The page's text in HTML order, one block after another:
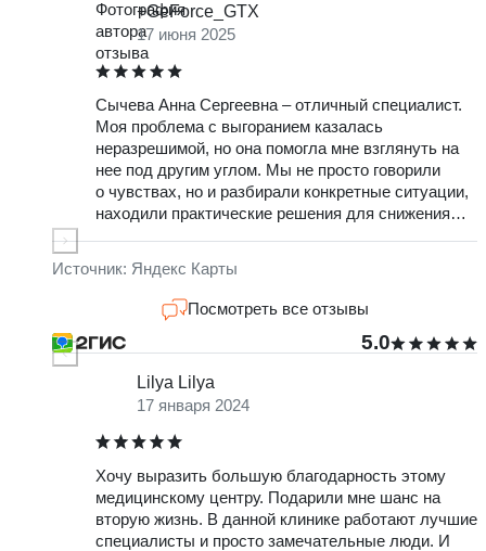
+GeForce_GTX
17 июня 2025
Сычева Анна Сергеевна – отличный специалист.
Моя проблема с выгоранием казалась
неразрешимой, но она помогла мне взглянуть на
нее под другим углом. Мы не просто говорили
о чувствах, но и разбирали конкретные ситуации,
находили практические решения для снижения
Источник: Яндекс Карты
Посмотреть все отзывы
5.0
Lilya Lilya
17 января 2024
Хочу выразить большую благодарность этому
медицинскому центру. Подарили мне шанс на
вторую жизнь. В данной клинике работают лучшие
специалисты и просто замечательные люди. И